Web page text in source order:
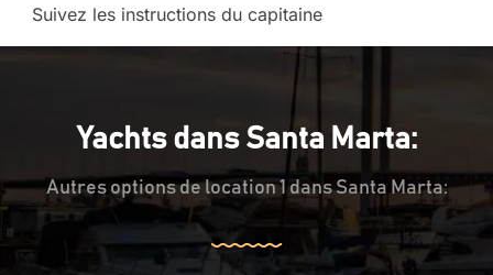
Suivez les instructions du capitaine
Yachts dans Santa Marta:
Autres options de location 1 dans Santa Marta: